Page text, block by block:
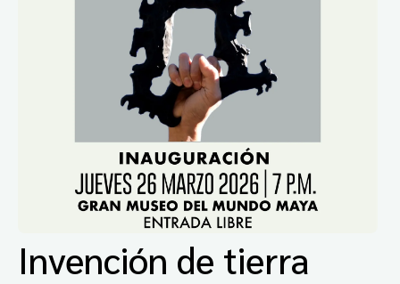
Invención de tierra